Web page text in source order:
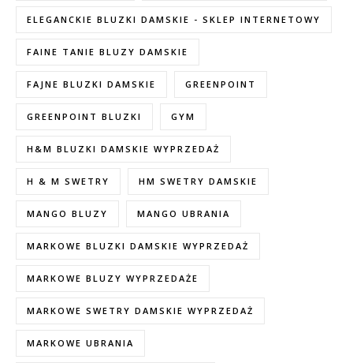
ELEGANCKIE BLUZKI DAMSKIE - SKLEP INTERNETOWY
FAINE TANIE BLUZY DAMSKIE
FAJNE BLUZKI DAMSKIE GREENPOINT
GREENPOINT BLUZKI GYM
H&M BLUZKI DAMSKIE WYPRZEDAŻ
H & M SWETRY HM SWETRY DAMSKIE
MANGO BLUZY MANGO UBRANIA
MARKOWE BLUZKI DAMSKIE WYPRZEDAŻ
MARKOWE BLUZY WYPRZEDAŻE
MARKOWE SWETRY DAMSKIE WYPRZEDAŻ
MARKOWE UBRANIA